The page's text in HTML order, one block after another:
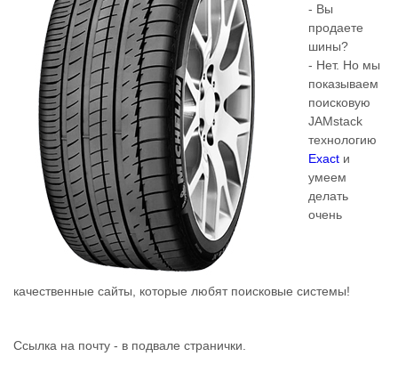
- Вы
продаете
шины?
- Нет. Но мы
показываем
поисковую
JAMstack
технологию
Exact и
умеем
делать
очень
качественные сайты, которые любят поисковые системы!
Ссылка на почту - в подвале странички.